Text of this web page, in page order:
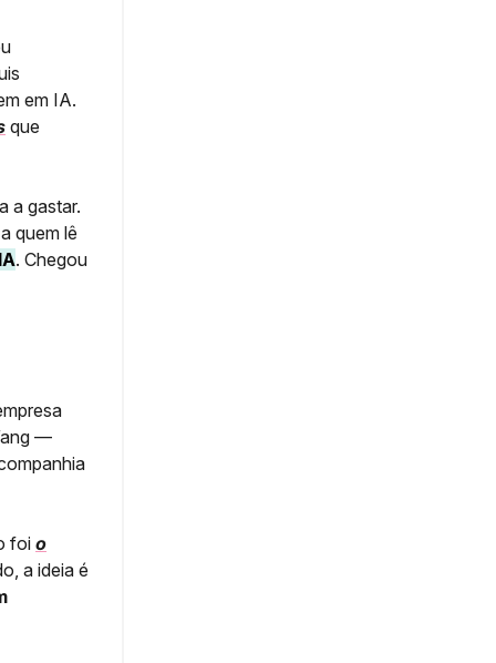
em IA.
que
a gastar.
quem lê
. Chegou
—
foi o
a ideia é